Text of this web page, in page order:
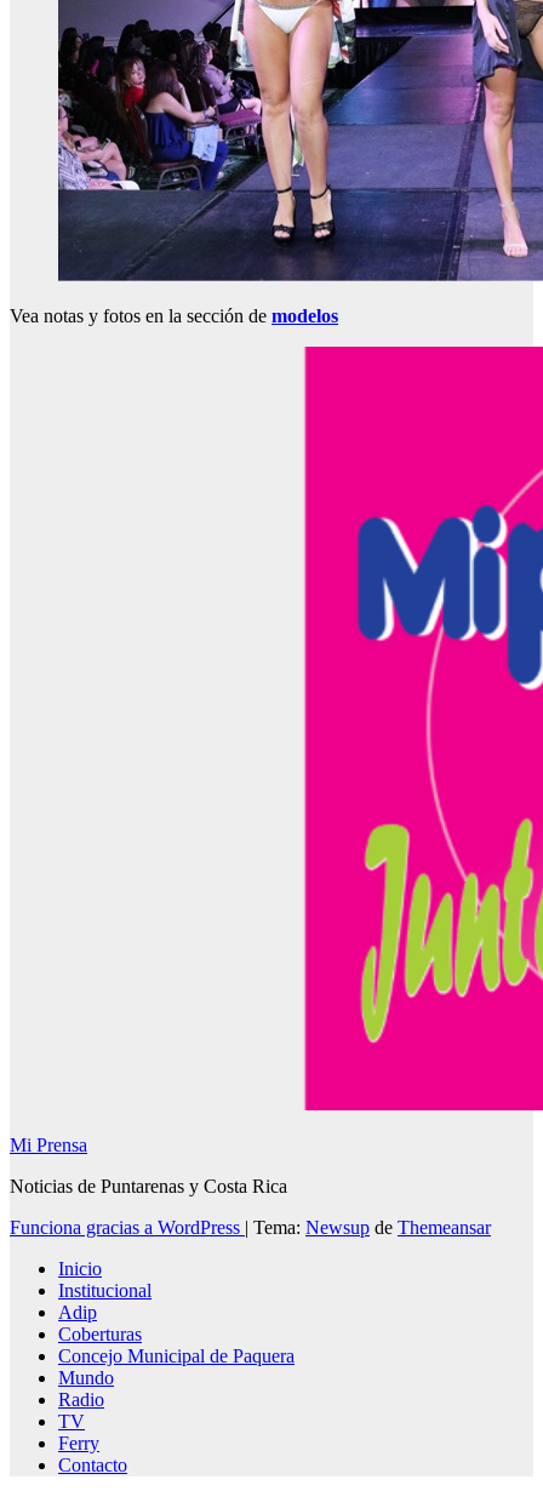
Vea notas y fotos en la sección de modelos
Mi Prensa
Noticias de Puntarenas y Costa Rica
Funciona gracias a WordPress | Tema: Newsup de Themeansar
Inicio
Institucional
Adip
Coberturas
Concejo Municipal de Paquera
Mundo
Radio
TV
Ferry
Contacto